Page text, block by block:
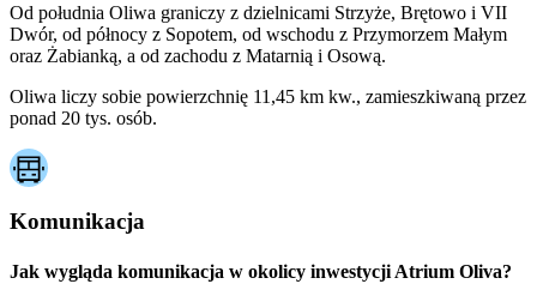
Od południa Oliwa graniczy z dzielnicami Strzyże, Brętowo i VII
Dwór, od północy z Sopotem, od wschodu z Przymorzem Małym
oraz Żabianką, a od zachodu z Matarnią i Osową.
Oliwa liczy sobie powierzchnię 11,45 km kw., zamieszkiwaną przez
ponad 20 tys. osób.
Komunikacja
Jak wygląda komunikacja w okolicy inwestycji Atrium Oliva?